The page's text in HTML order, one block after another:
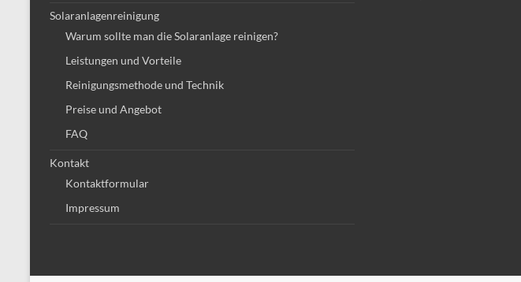
Solaranlagenreinigung
Warum sollte man die Solaranlage reinigen?
Leistungen und Vorteile
Reinigungsmethode und Technik
Preise und Angebot
FAQ
Kontakt
Kontaktformular
Impressum